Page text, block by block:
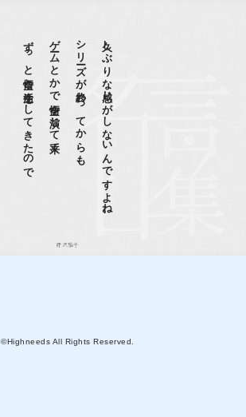
久しぶりな感じがしないんですよね。
シリーズが終わってからも、
ゲームとかで悟空を演じて来て、
ずっと悟空と生活をしてきたので
野沢雅子
©Highneeds All Rights Reserved.